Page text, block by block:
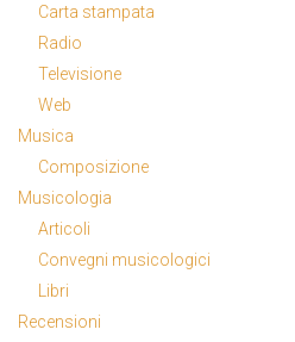
Carta stampata
Radio
Televisione
Web
Musica
Composizione
Musicologia
Articoli
Convegni musicologici
Libri
Recensioni